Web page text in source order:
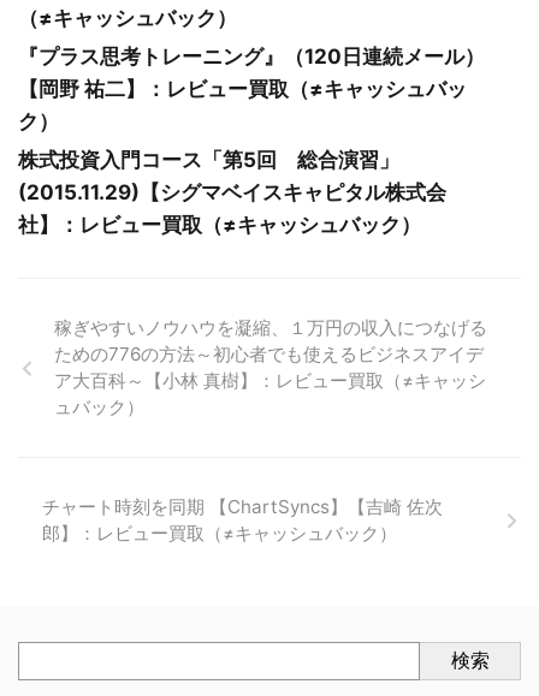
（≠キャッシュバック）
『プラス思考トレーニング』（120日連続メール）
【岡野 祐二】：レビュー買取（≠キャッシュバッ
ク）
株式投資入門コース「第5回 総合演習」
(2015.11.29)【シグマベイスキャピタル株式会
社】：レビュー買取（≠キャッシュバック）
稼ぎやすいノウハウを凝縮、１万円の収入につなげる
ための776の方法～初心者でも使えるビジネスアイデ
ア大百科～【小林 真樹】：レビュー買取（≠キャッシ
ュバック）
チャート時刻を同期 【ChartSyncs】【吉崎 佐次
郎】：レビュー買取（≠キャッシュバック）
検索